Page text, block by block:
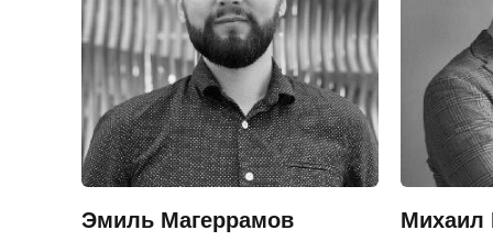
Эмиль Магеррамов Михаил